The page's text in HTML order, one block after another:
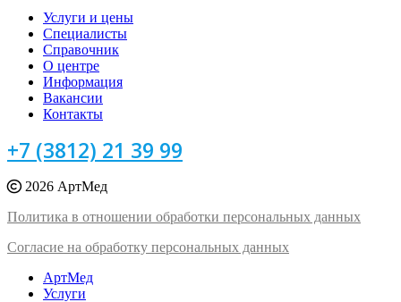
Услуги и цены
Специалисты
Справочник
О центре
Информация
Вакансии
Контакты
+7 (3812) 21 39 99
2026 АртМед
Политика в отношении обработки персональных данных
Согласие на обработку персональных данных
АртМед
Услуги